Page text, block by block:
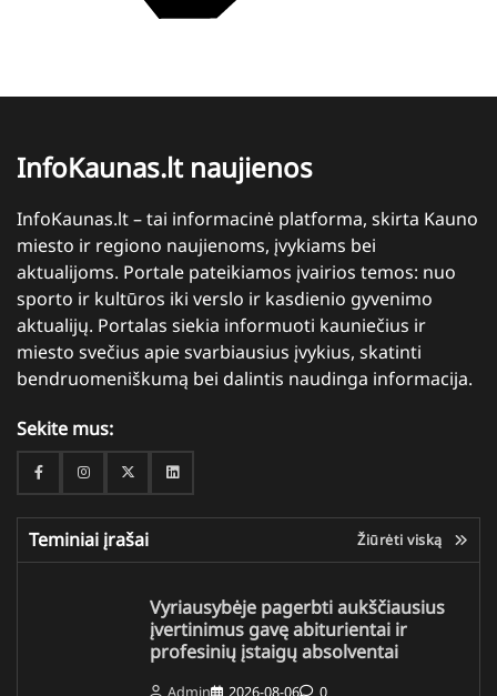
InfoKaunas.lt naujienos
InfoKaunas.lt – tai informacinė platforma, skirta Kauno
miesto ir regiono naujienoms, įvykiams bei
aktualijoms. Portale pateikiamos įvairios temos: nuo
sporto ir kultūros iki verslo ir kasdienio gyvenimo
aktualijų. Portalas siekia informuoti kauniečius ir
miesto svečius apie svarbiausius įvykius, skatinti
bendruomeniškumą bei dalintis naudinga informacija.
Sekite mus:
FacebookInstagramTwitterLinkedin
Teminiai įrašai Žiūrėti viską
Vyriausybėje pagerbti aukščiausius
įvertinimus gavę abiturientai ir
profesinių įstaigų absolventai
Admin 2026-08-06 0